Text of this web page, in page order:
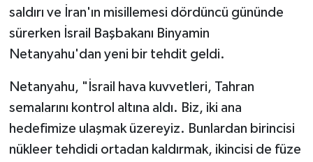
saldırı ve İran'ın misillemesi dördüncü gününde
sürerken İsrail Başbakanı Binyamin
Netanyahu'dan yeni bir tehdit geldi.
Netanyahu, "İsrail hava kuvvetleri, Tahran
semalarını kontrol altına aldı. Biz, iki ana
hedefimize ulaşmak üzereyiz. Bunlardan birincisi
nükleer tehdidi ortadan kaldırmak, ikincisi de füze